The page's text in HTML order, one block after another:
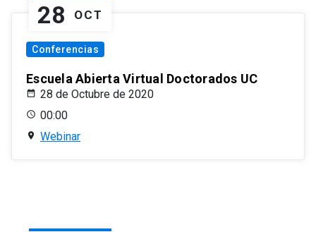
28 OCT
Conferencias
Escuela Abierta Virtual Doctorados UC
28 de Octubre de 2020
00:00
Webinar